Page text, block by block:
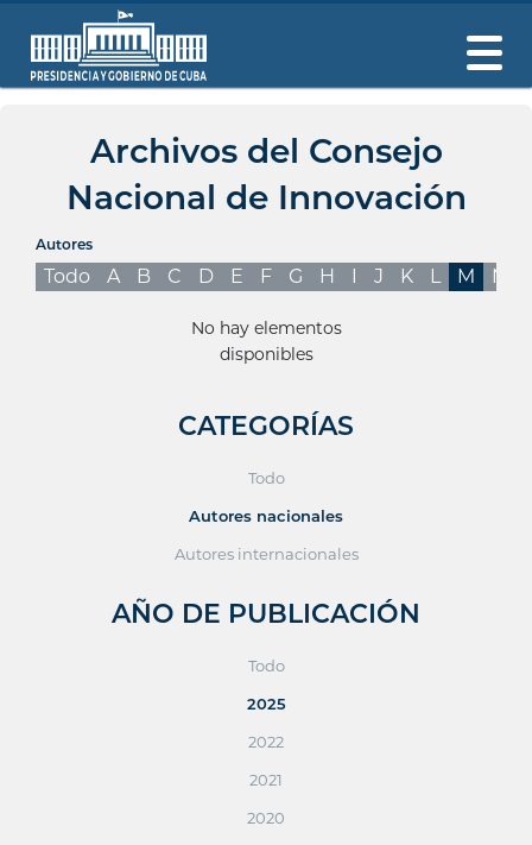
Archivos del Consejo
Nacional de Innovación
Autores
Todo A B C D E F G H I J K L M N
No hay elementos
disponibles
CATEGORÍAS
Todo
Autores nacionales
Autores internacionales
AÑO DE PUBLICACIÓN
Todo
2025
2022
2021
2020